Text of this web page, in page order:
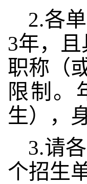
2.各
3年，
职称（
限制。
生），
3.请
个招生